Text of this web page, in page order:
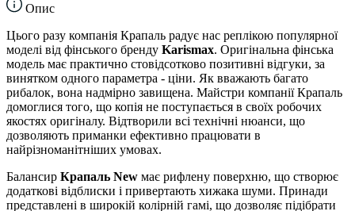
Опис
Цього разу компанія Крапаль радує нас реплікою популярної
моделі від фінського бренду Karismax. Оригінальна фінська
модель має практично стовідсотково позитивні відгуки, за
винятком одного параметра - ціни. Як вважають багато
рибалок, вона надмірно завищена. Майстри компанії Крапаль
домоглися того, що копія не поступається в своїх робочих
якостях оригіналу. Відтворили всі технічні нюанси, що
дозволяють приманки ефективно працювати в
найрізноманітніших умовах.
Балансир Крапаль New має рифлену поверхню, що створює
додаткові відблиски і привертають хижака шуми. Принади
представлені в широкій колірній гамі, що дозволяє підібрати